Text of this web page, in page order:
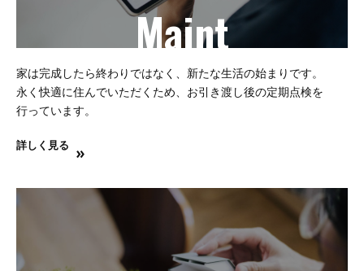
Maint
家は完成したら終わりではなく、新たな生活の始まりです。
永く快適に住んでいただくため、お引き渡し後の定期点検を
行っています。
詳しく見る